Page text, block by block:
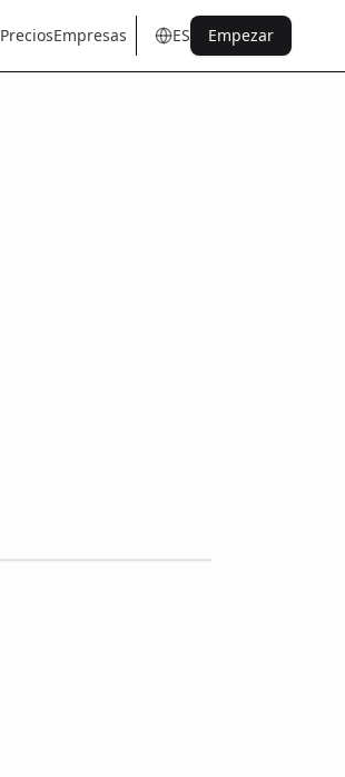
PreciosEmpresas ES
entrdeesitfrpt nlsq
Empezar